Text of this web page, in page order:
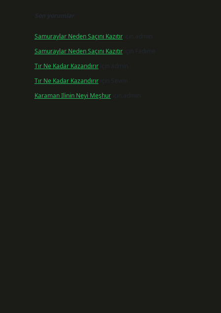
Son yorumlar
Samuraylar Neden Saçını Kazıtıriçin
admin
Samuraylar Neden Saçını Kazıtıriçin
Fadime
Tır Ne Kadar Kazandırıriçin
admin
Tır Ne Kadar Kazandırıriçin Sevim
Karaman Ilinin Neyi Meşhuriçin admin